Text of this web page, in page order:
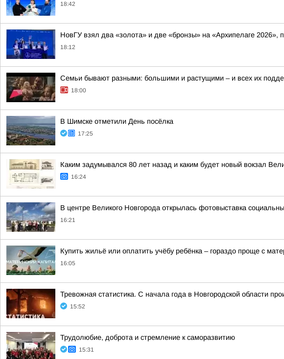
18:42
НовГУ взял два «золота» и две «бронзы» на «Архипелаге 2026»,
18:12
Семьи бывают разными: большими и растущими – и всех их
18:00
В Шимске отметили День посёлка
17:25
Каким задумывался 80 лет назад и каким будет новый вокзал
16:24
В центре Великого Новгорода открылась фотовыставка
16:21
Купить жильё или оплатить учёбу ребёнка – гораздо проще с
16:05
Тревожная статистика. С начала года в Новгородской области
15:52
Трудолюбие, доброта и стремление к саморазвитию
15:31